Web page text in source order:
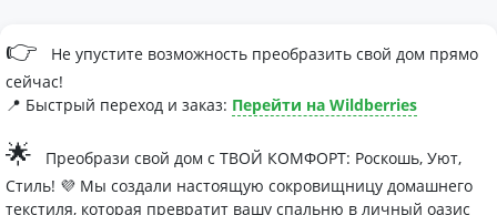
👉
Не упустите возможность преобразить свой дом прямо
сейчас!
📍 Быстрый переход и заказ: Перейти на Wildberries
🌟
Преобрази свой дом с ТВОЙ КОМФОРТ: Роскошь, Уют,
Стиль! 💜 Мы создали настоящую сокровищницу домашнего
текстиля, которая превратит вашу спальню в личный оазис